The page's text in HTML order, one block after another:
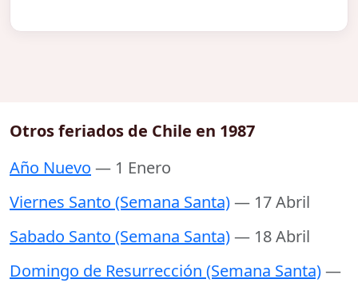
Otros feriados de Chile en 1987
Año Nuevo — 1 Enero
Viernes Santo (Semana Santa)— 17 Abril
Sabado Santo (Semana Santa)— 18 Abril
Domingo de Resurrección (Semana Santa)—